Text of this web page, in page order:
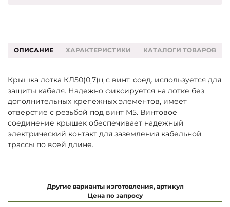
ОПИСАНИЕ ХАРАКТЕРИСТИКИ КАТАЛОГИ ТОВАРОВ
Крышка лотка КЛ50(0,7)ц с винт. соед. используется для
защиты кабеля. Надежно фиксируется на лотке без
дополнительных крепежных элементов, имеет
отверстие с резьбой под винт М5. Винтовое
соединение крышек обеспечивает надежный
электрический контакт для заземления кабельной
трассы по всей длине.
Другие варианты изготовления, артикул
Цена по запросу